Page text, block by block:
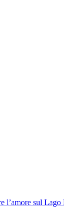
l’amore sul